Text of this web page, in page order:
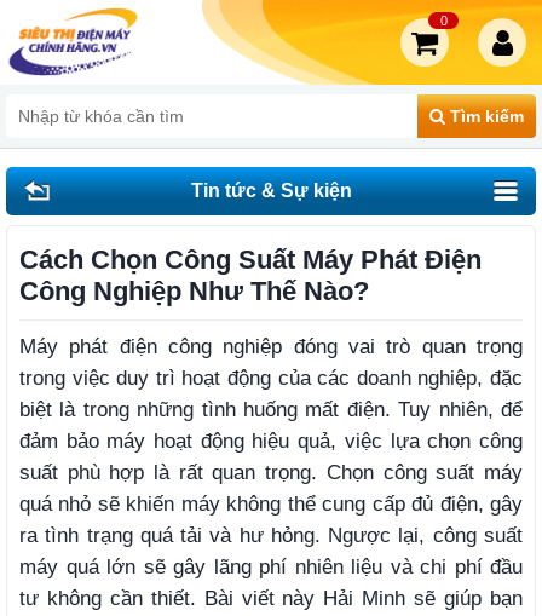
Tìm kiếm
0
Tin tức & Sự kiện
Cách Chọn Công Suất Máy Phát Điện
Công Nghiệp Như Thế Nào?
Máy phát điện công nghiệp đóng vai trò quan trọng
trong việc duy trì hoạt động của các doanh nghiệp, đặc
biệt là trong những tình huống mất điện. Tuy nhiên, để
đảm bảo máy hoạt động hiệu quả, việc lựa chọn công
suất phù hợp là rất quan trọng. Chọn công suất máy
quá nhỏ sẽ khiến máy không thể cung cấp đủ điện, gây
ra tình trạng quá tải và hư hỏng. Ngược lại, công suất
máy quá lớn sẽ gây lãng phí nhiên liệu và chi phí đầu
tư không cần thiết. Bài viết này Hải Minh sẽ giúp bạn